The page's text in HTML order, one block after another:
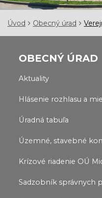
Úvod Obecný úrad
OBECNÝ ÚRAD
Aktuality
Hlásenie rozhlasu a
Úradná tabuľa
Územné, stavebné
Krízové riadenie OÚ
Sadzobník správnych